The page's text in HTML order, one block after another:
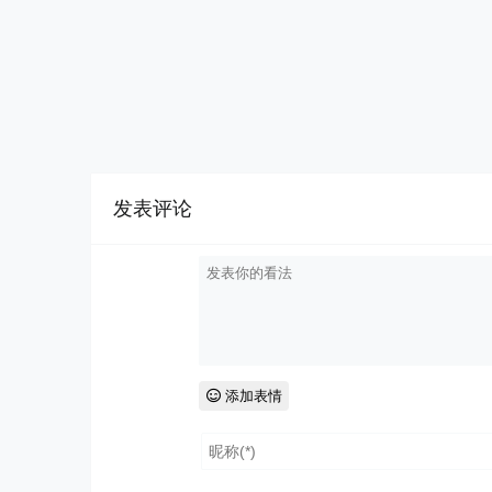
发表评论
添加表情